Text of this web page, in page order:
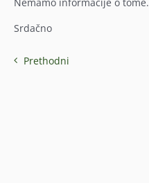
Srdačno
Prethodni